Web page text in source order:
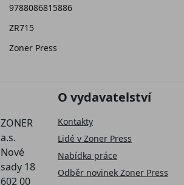
9788086815886
ZR715
Zoner Press
ZONER
a.s.
Nové
sady 18
602 00
O vydavatelství
Kontakty
Lidé v Zoner Press
Nabídka práce
Odběr novinek Zoner Press